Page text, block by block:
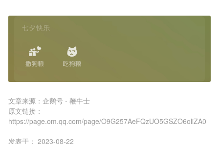
文章来源： 企鹅号 - 鞭牛士
原文链接：
https://page.om.qq.com/page/O9G257AeFQzUO5GSZO6oliZA0
发表于： 2023-08-22